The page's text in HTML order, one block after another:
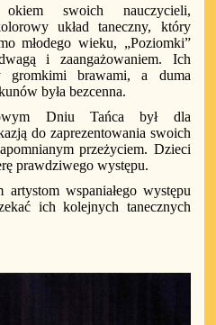
swoich nauczycieli,
układ taneczny, który
młodego wieku, „Poziomki”
i zaangażowaniem. Ich
gromkimi brawami, a duma
była bezcenna.
Dniu Tańca był dla
do zaprezentowania swoich
przeżyciem. Dzieci
prawdziwego występu.
artystom wspaniałego występu
ich kolejnych tanecznych